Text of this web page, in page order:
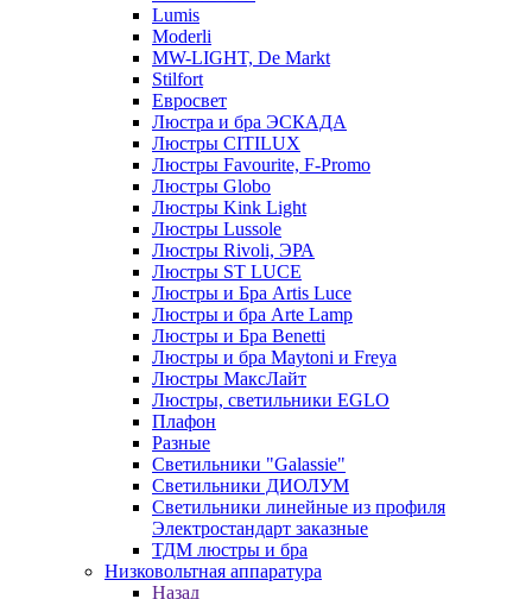
Lumis
Moderli
MW-LIGHT, De Markt
Stilfort
Евросвет
Люстра и бра ЭСКАДА
Люстры CITILUX
Люстры Favourite, F-Promo
Люстры Globo
Люстры Kink Light
Люстры Lussole
Люстры Rivoli, ЭРА
Люстры ST LUCE
Люстры и Бра Artis Luce
Люстры и бра Arte Lamp
Люстры и Бра Benetti
Люстры и бра Maytoni и Freya
Люстры МаксЛайт
Люстры, светильники EGLO
Плафон
Разные
Светильники "Galassie"
Светильники ДИОЛУМ
Светильники линейные из профиля
Электростандарт заказные
ТДМ люстры и бра
Низковольтная аппаратура
Назад